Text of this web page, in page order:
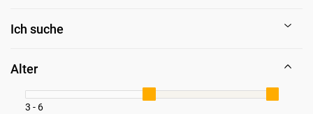
Ich suche
Alter
3 - 6